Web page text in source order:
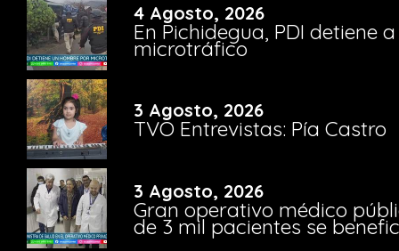
4 Agosto, 2026
En Pichidegua, PDI detiene
microtráfico
3 Agosto, 2026
TVO Entrevistas: Pía Castro
3 Agosto, 2026
Gran operativo médico
de 3 mil pacientes se